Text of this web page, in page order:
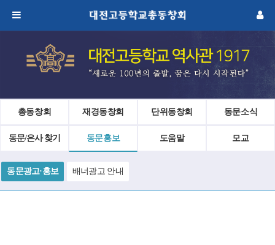
총동창회 재경동창회 단위동창회 동문소식
동문/은사 찾기 동문홍보 도움말 모교
동문광고·홍보 배너광고 안내